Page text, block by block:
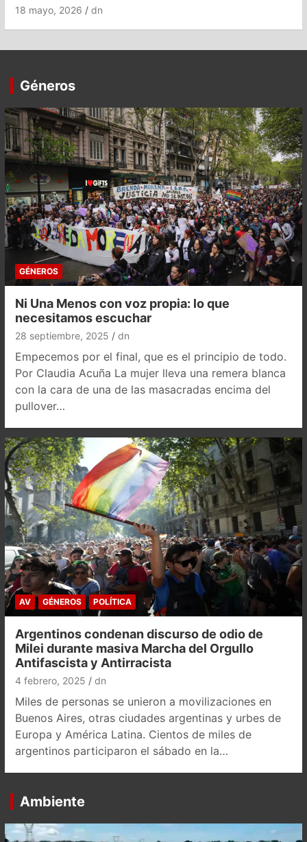
18 mayo, 2026 dn
Géneros
GÉNEROS
Ni Una Menos con voz propia: lo que
necesitamos escuchar
28 septiembre, 2025 dn
Empecemos por el final, que es el principio de todo.
Por Claudia Acuña La mujer lleva una remera blanca
con la cara de una de las masacradas encima del
pullover…
AV GÉNEROS POLÍTICA
Argentinos condenan discurso de odio de
Milei durante masiva Marcha del Orgullo
Antifascista y Antirracista
4 febrero, 2025 dn
Miles de personas se unieron a movilizaciones en
Buenos Aires, otras ciudades argentinas y urbes de
Europa y América Latina. Cientos de miles de
argentinos participaron el sábado en la…
Ambiente